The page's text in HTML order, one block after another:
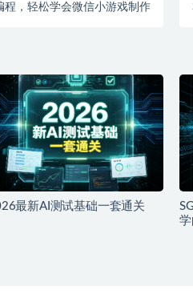
程，轻松学会微信小游戏制作
最新AI测试基础一套通关
学